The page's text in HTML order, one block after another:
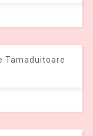
Tamaduitoare